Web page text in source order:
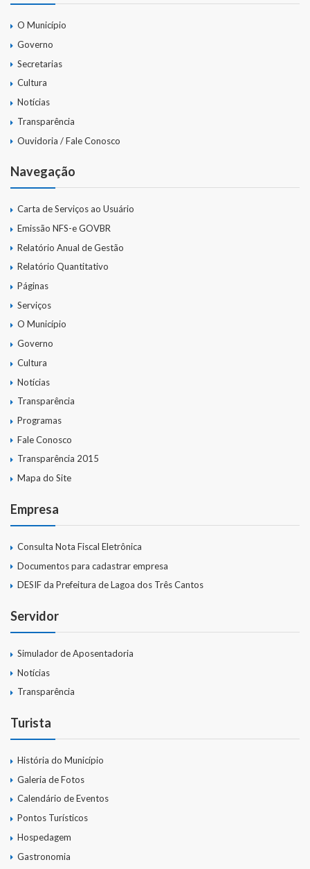
O Município
Governo
Secretarias
Cultura
Notícias
Transparência
Ouvidoria / Fale Conosco
Navegação
Carta de Serviços ao Usuário
Emissão NFS-e GOVBR
Relatório Anual de Gestão
Relatório Quantitativo
Páginas
Serviços
O Município
Governo
Cultura
Notícias
Transparência
Programas
Fale Conosco
Transparência 2015
Mapa do Site
Empresa
Consulta Nota Fiscal Eletrônica
Documentos para cadastrar empresa
DESIF da Prefeitura de Lagoa dos Três Cantos
Servidor
Simulador de Aposentadoria
Notícias
Transparência
Turista
História do Município
Galeria de Fotos
Calendário de Eventos
Pontos Turísticos
Hospedagem
Gastronomia